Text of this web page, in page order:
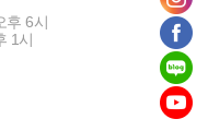
후 6시
1시